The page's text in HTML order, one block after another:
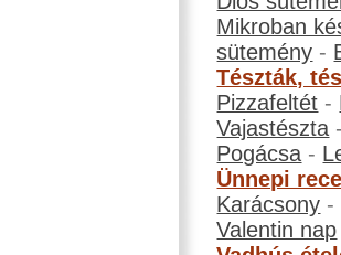
Mikroban
sütemény -
Tészták,
Pizzafeltét -
Vajastészta -
Pogácsa -
Ünnepi
Karácsony -
Valentin nap